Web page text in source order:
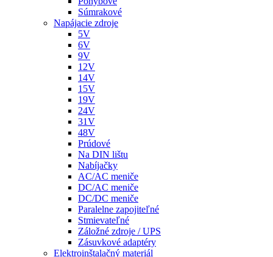
Súmrakové
Napájacie zdroje
5V
6V
9V
12V
14V
15V
19V
24V
31V
48V
Prúdové
Na DIN lištu
Nabíjačky
AC/AC meniče
DC/AC meniče
DC/DC meniče
Paralelne zapojiteľné
Stmievateľné
Záložné zdroje / UPS
Zásuvkové adaptéry
Elektroinštalačný materiál